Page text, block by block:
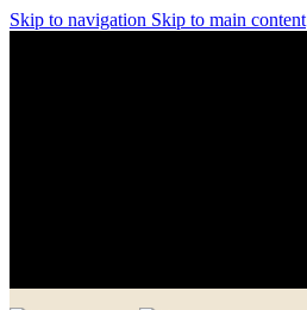
Skip to navigation Skip to main content